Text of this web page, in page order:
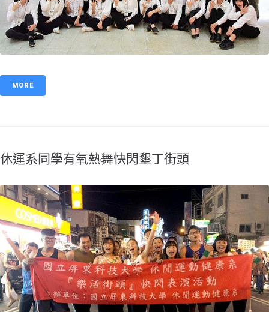
MORE
休運系同學有氧熱舞快閃墾丁街頭